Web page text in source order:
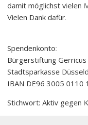
damit möglichst vielen
Vielen Dank dafür.
Spendenkonto:
Bürgerstiftung Gerricus
Stadtsparkasse
IBAN DE96 3005 0110
Stichwort: Aktiv gegen